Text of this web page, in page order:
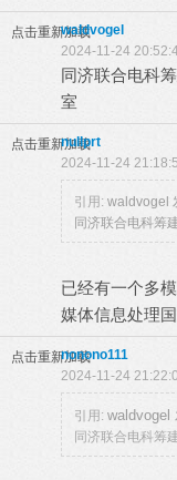
点击重新加载waldvogel
2024-11-24
同济联合电科
室
点击重新加载
nullprt
2024-11-24
引用: waldvogel
同济联合电科筹
已经有一个多
媒体信息处理
点击重新加载nonono111
2024-11-24
引用: waldvogel
同济联合电科筹